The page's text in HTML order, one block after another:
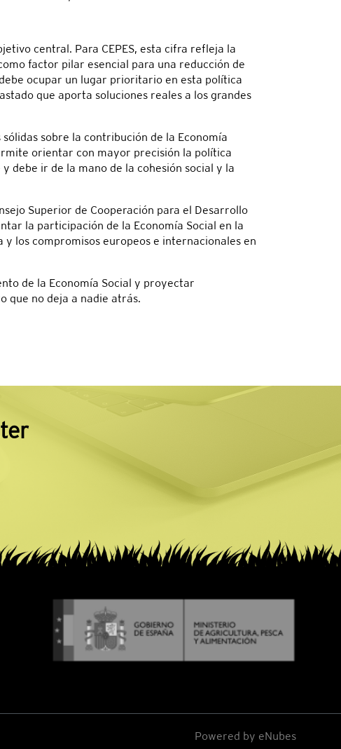
central. Para CEPES, esta cifra refleja la
factor pilar esencial para una reducción de
ocupar un lugar prioritario en esta política
que aporta soluciones reales a los grandes
sobre la contribución de la Economía
orientar con mayor precisión la política
debe ir de la mano de la cohesión social y la
Superior de Cooperación para el Desarrollo
la participación de la Economía Social en la
y los compromisos europeos e internacionales en
de la Economía Social y proyectar
que no deja a nadie atrás.
Powered by eNubes